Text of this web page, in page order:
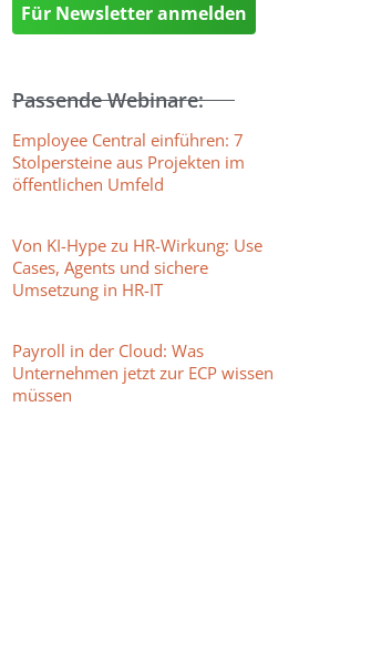
Für Newsletter anmelden
Passende Webinare:
Employee Central einführen: 7
Stolpersteine aus Projekten im
öffentlichen Umfeld
Von KI-Hype zu HR-Wirkung: Use
Cases, Agents und sichere
Umsetzung in HR-IT
Payroll in der Cloud: Was
Unternehmen jetzt zur ECP wissen
müssen